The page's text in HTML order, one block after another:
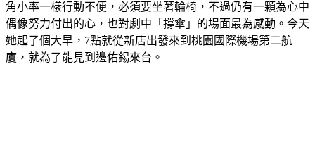
角小率一樣行動不便，必須要坐著輪椅，不過仍有一顆為心中
偶像努力付出的心，也對劇中「撐傘」的場面最為感動。今天
她起了個大早，7點就從新店出發來到桃園國際機場第二航
廈，就為了能見到邊佑錫來台。